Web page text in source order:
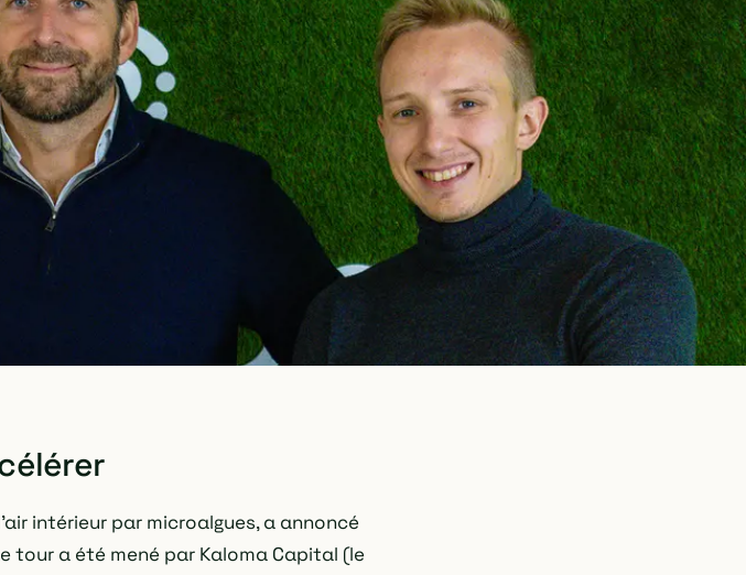
intérieur par microalgues, a annoncé
tour a été mené par Kaloma Capital (le